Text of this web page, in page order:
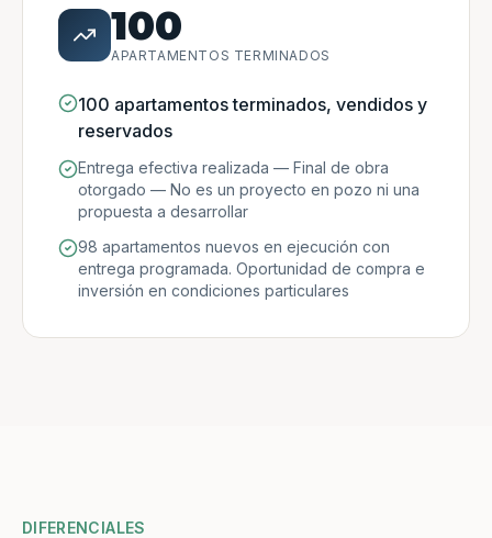
100
APARTAMENTOS TERMINADOS
100 apartamentos terminados, vendidos y
reservados
Entrega efectiva realizada — Final de obra
otorgado — No es un proyecto en pozo ni una
propuesta a desarrollar
98 apartamentos nuevos en ejecución con
entrega programada. Oportunidad de compra e
inversión en condiciones particulares
DIFERENCIALES